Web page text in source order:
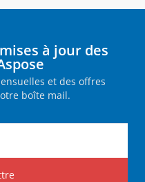
à jour des
et des offres
boîte mail.